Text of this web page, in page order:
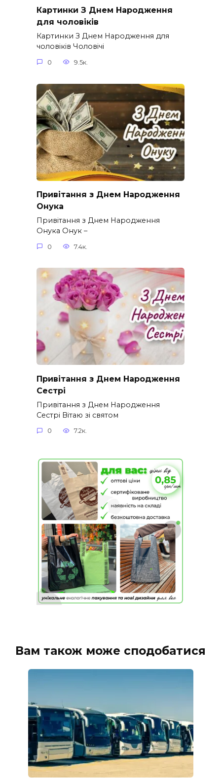
Картинки З Днем Народження
для чоловіків​
Картинки З Днем Народження для
чоловіків​ Чоловічі
0 9.5к.
Привітання з Днем Народження
Онука
Привітання з Днем Народження
Онука Онук –
0 7.4к.
Привітання з Днем Народження
Сестрі
Привітання з Днем Народження
Сестрі Вітаю зі святом
0 7.2к.
Вам також може сподобатися